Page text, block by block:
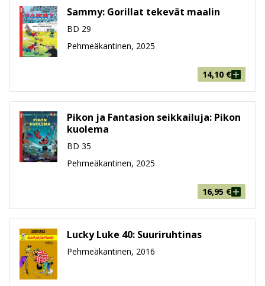
Sammy: Gorillat tekevät maalin
BD 29
Pehmeäkantinen, 2025
14,10 €
Pikon ja Fantasion seikkailuja: Pikon
kuolema
BD 35
Pehmeäkantinen, 2025
16,95 €
Lucky Luke 40: Suuriruhtinas
Pehmeäkantinen, 2016